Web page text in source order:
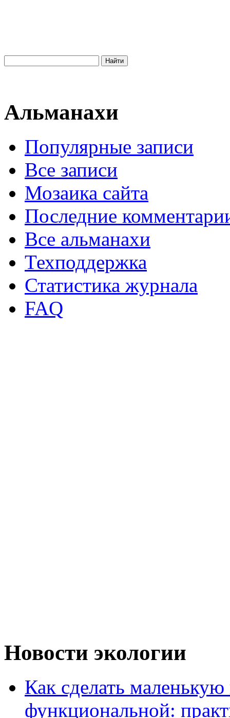
Альманахи
Популярные записи
Все записи
Мозаика сайта
Последние
Все альманахи
Техподдержка
Статистика журнала
FAQ
Новости экологии
Как сделать
функциональной: